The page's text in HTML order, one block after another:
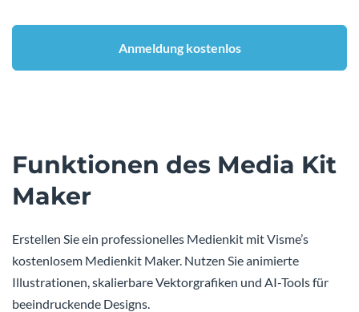
Anmeldung kostenlos
Funktionen des Media Kit
Maker
Erstellen Sie ein professionelles Medienkit mit Visme’s
kostenlosem Medienkit Maker. Nutzen Sie animierte
Illustrationen, skalierbare Vektorgrafiken und AI-Tools für
beeindruckende Designs.